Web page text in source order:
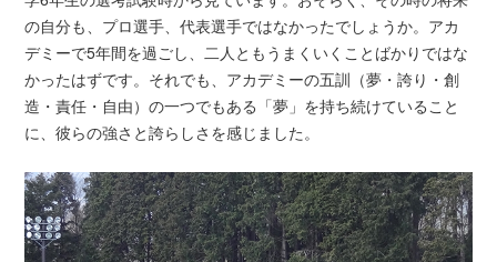
の自分も、プロ選手、代表選手ではなかったでしょうか。アカ
デミーで5年間を過ごし、二人ともうまくいくことばかりではな
かったはずです。それでも、アカデミーの五訓（夢・誇り・創
造・責任・自由）の一つでもある「夢」を持ち続けていること
に、彼らの強さと誇らしさを感じました。